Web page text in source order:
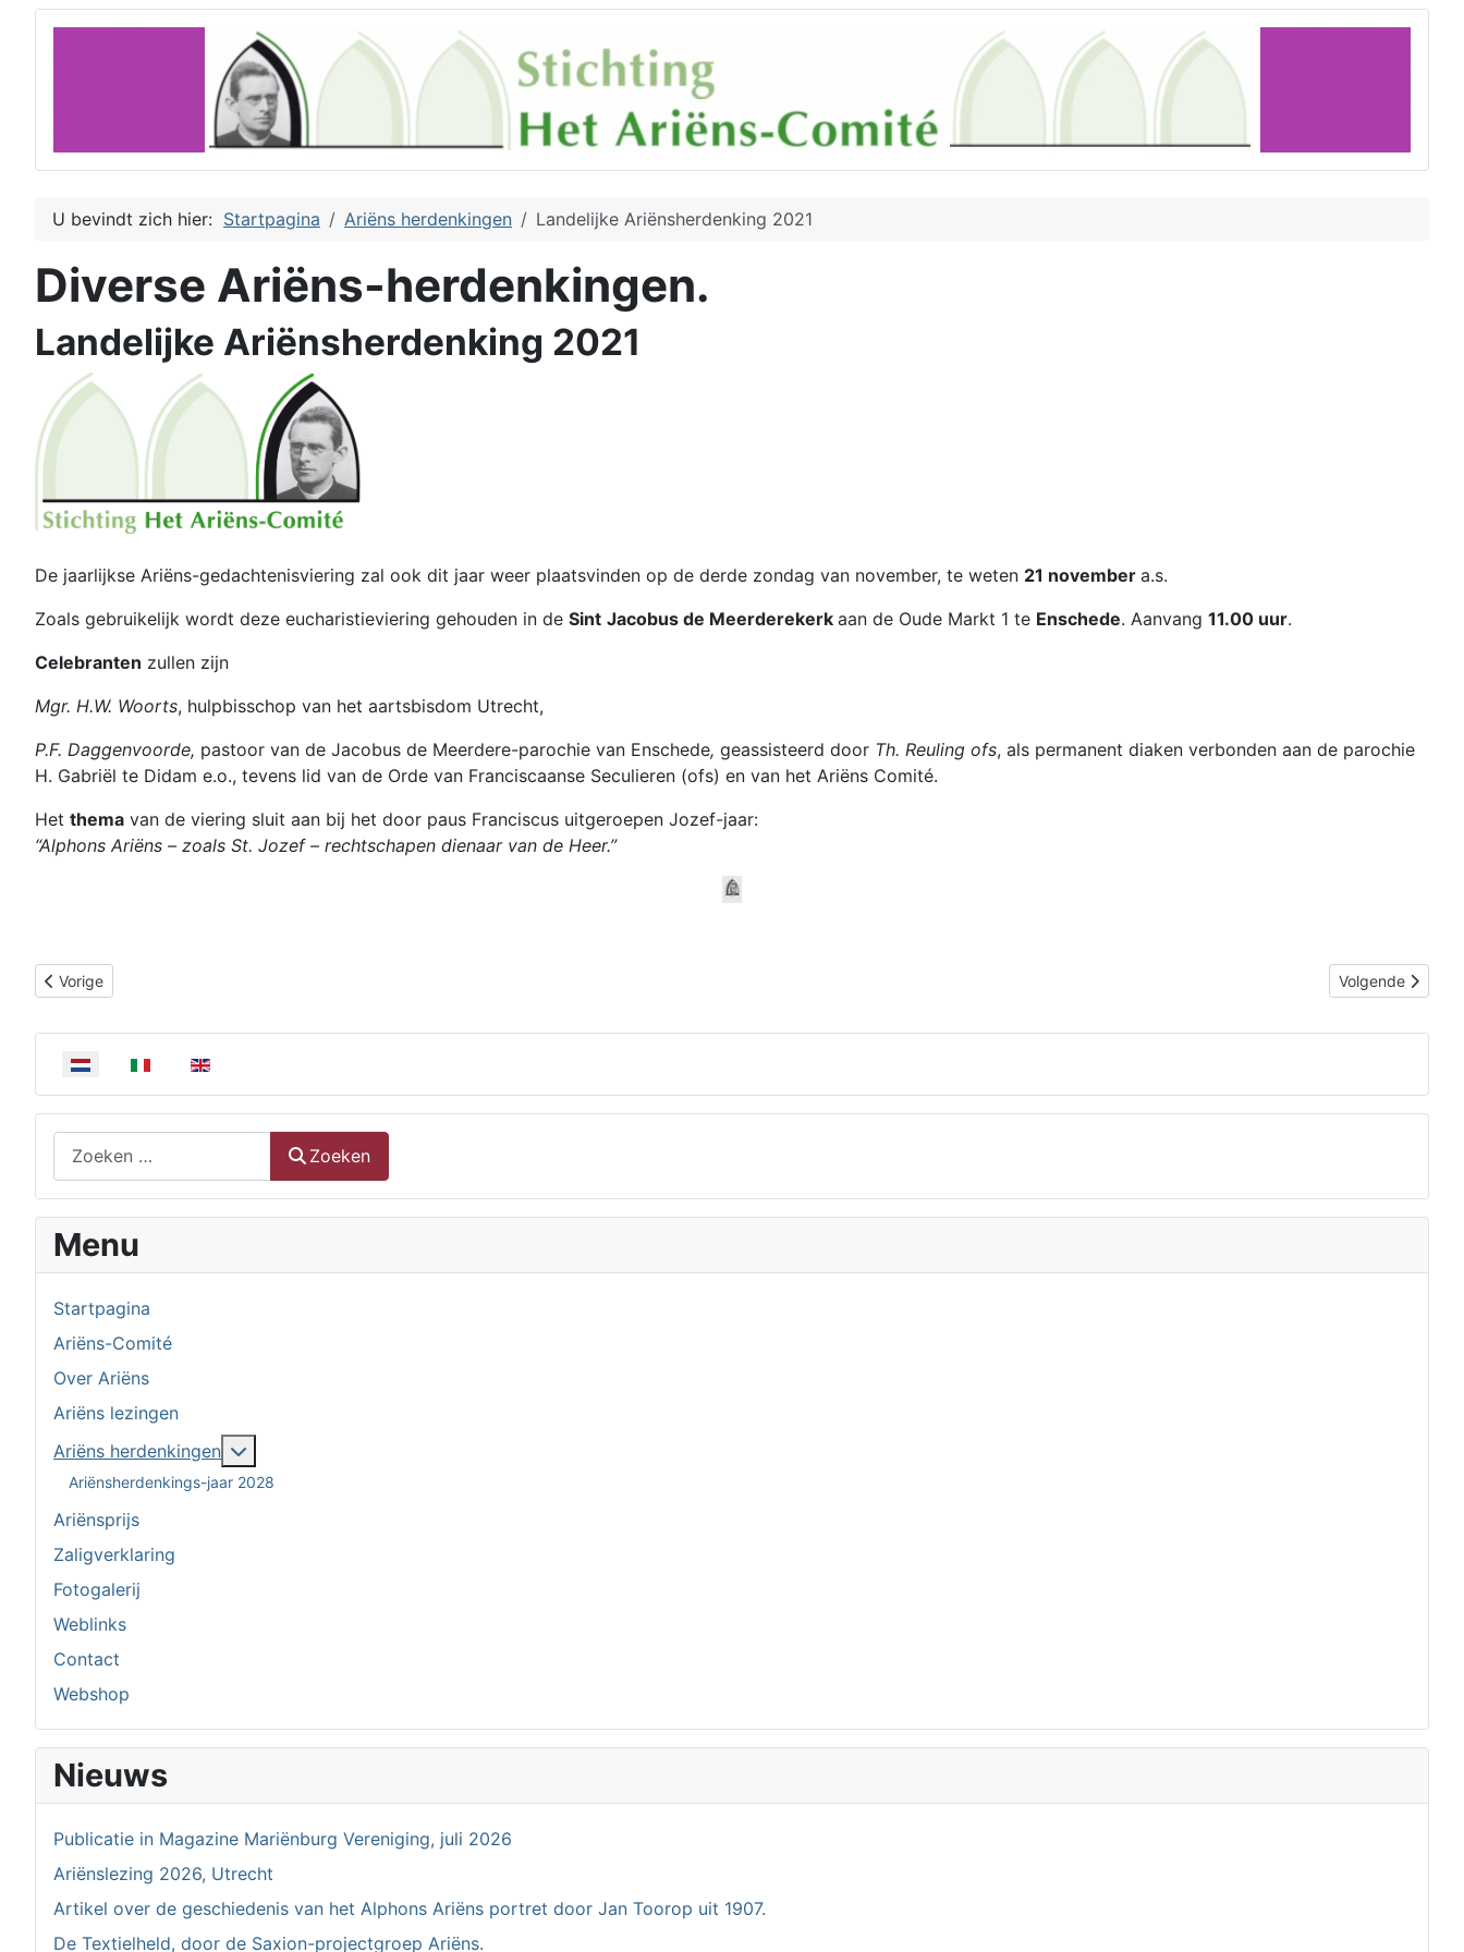
Selecteer de taal
Zoeken
Menu
Startpagina
Ariëns-Comité
Over Ariëns
Ariëns lezingen
Ariëns herdenkingen
Ariënsherdenkings-jaar 2028
Ariënsprijs
Zaligverklaring
Fotogalerij
Weblinks
Contact
Webshop
Nieuws
Publicatie in Magazine Mariënburg Vereniging, juli 2026
Ariënslezing 2026, Utrecht
Artikel over de geschiedenis van het Alphons Ariëns portret door Jan Toorop uit 1907.
De Textielheld, door de Saxion-projectgroep Ariëns.
U bevindt zich hier: Startpagina Ariëns herdenkingen Landelijke Ariënsherdenking 2021
Diverse Ariëns-herdenkingen.
Landelijke Ariënsherdenking 2021
De jaarlijkse Ariëns-gedachtenisviering zal ook dit jaar weer plaatsvinden op de derde zondag van november, te weten 21 november a.s.
Zoals gebruikelijk wordt deze eucharistieviering gehouden in de Sint Jacobus de Meerderekerk aan de Oude Markt 1 te Enschede. Aanvang 11.00 uur.
Celebranten zullen zijn
Mgr. H.W. Woorts, hulpbisschop van het aartsbisdom Utrecht,
P.F. Daggenvoorde, pastoor van de Jacobus de Meerdere-parochie van Enschede, geassisteerd door Th. Reuling ofs, als permanent diaken verbonden aan de parochie
H. Gabriël te Didam e.o., tevens lid van de Orde van Franciscaanse Seculieren (ofs) en van het Ariëns Comité.
Het thema van de viering sluit aan bij het door paus Franciscus uitgeroepen Jozef-jaar:
“Alphons Ariëns – zoals St. Jozef – rechtschapen dienaar van de Heer.”
Vorig artikel: Wijzigingen voor de Ariënsherdenking in Enschede op 21 november 2021
Vorige Volgende artikel:
Volgende